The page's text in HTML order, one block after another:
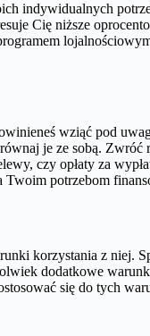
indywidualnych
Cię niższe
wziąć pod
je ze sobą. Zwróć
czy opłaty za
Twoim potrzebom
korzystania z niej.
dodatkowe
się do tych